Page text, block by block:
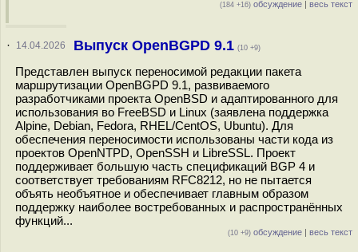
(184 +16) обсуждение | весь текст
· 14.04.2026 Выпуск OpenBGPD 9.1 (10 +9)
Представлен выпуск переносимой редакции пакета
маршрутизации OpenBGPD 9.1, развиваемого
разработчиками проекта OpenBSD и адаптированного для
использования во FreeBSD и Linux (заявлена поддержка
Alpine, Debian, Fedora, RHEL/CentOS, Ubuntu). Для
обеспечения переносимости использованы части кода из
проектов OpenNTPD, OpenSSH и LibreSSL. Проект
поддерживает большую часть спецификаций BGP 4 и
соответствует требованиям RFC8212, но не пытается
объять необъятное и обеспечивает главным образом
поддержку наиболее востребованных и распространённых
функций...
(10 +9) обсуждение | весь текст